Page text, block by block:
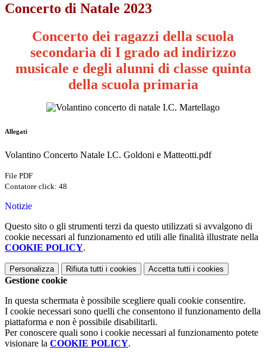
Concerto di Natale 2023
Concerto dei ragazzi della scuola
secondaria di I grado ad indirizzo
musicale e degli alunni di classe quinta
della scuola primaria
Allegati
Volantino Concerto Natale I.C. Goldoni e Matteotti.pdf
File PDF
Contatore click: 48
Notizie
Questo sito o gli strumenti terzi da questo utilizzati si avvalgono di
cookie necessari al funzionamento ed utili alle finalità illustrate nella
COOKIE POLICY.
Personalizza Rifiuta tutti i cookies Accetta tutti i cookies
Gestione cookie
In questa schermata è possibile scegliere quali cookie consentire.
I cookie necessari sono quelli che consentono il funzionamento della
piattaforma e non è possibile disabilitarli.
Per conoscere quali sono i cookie necessari al funzionamento potete
visionare la COOKIE POLICY.